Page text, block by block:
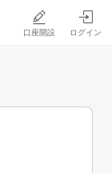
口座開設 ログイン